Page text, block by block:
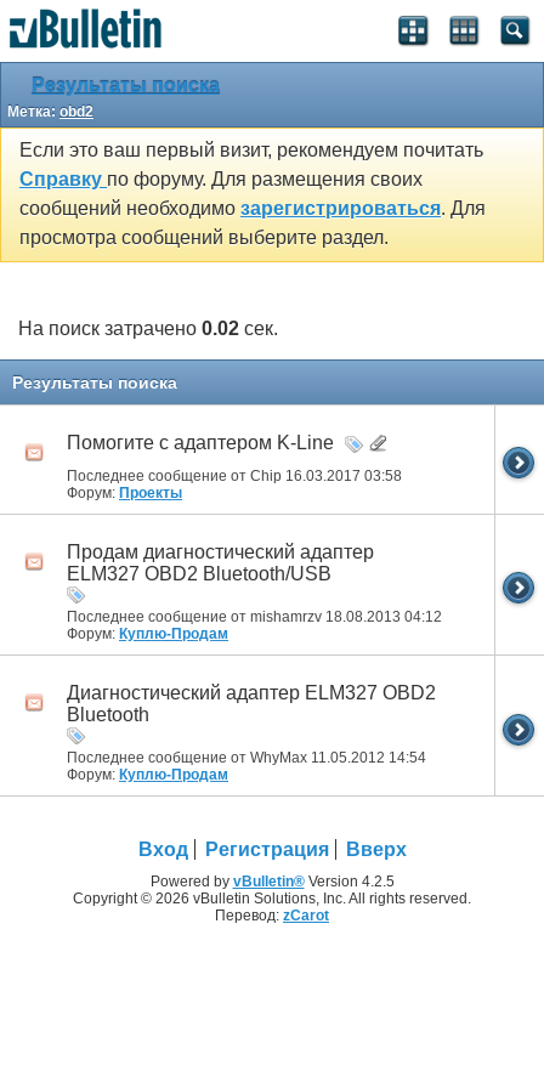
Результаты поиска
Метка: obd2
Если это ваш первый визит, рекомендуем почитать
Справку по форуму. Для размещения своих
сообщений необходимо зарегистрироваться. Для
просмотра сообщений выберите раздел.
На поиск затрачено 0.02 сек.
Результаты поиска
Помогите с адаптером K-Line
Последнее сообщение от Chip 16.03.2017 03:58
Форум: Проекты
Продам диагностический адаптер
ELM327 OBD2 Bluetooth/USB
Последнее сообщение от mishamrzv 18.08.2013 04:12
Форум: Куплю-Продам
Диагностический адаптер ELM327 OBD2
Bluetooth
Последнее сообщение от WhyMax 11.05.2012 14:54
Форум: Куплю-Продам
Вход Регистрация Вверх
Powered by vBulletin®Version 4.2.5
Copyright © 2026 vBulletin Solutions, Inc. All rights reserved.
Перевод: zCarot